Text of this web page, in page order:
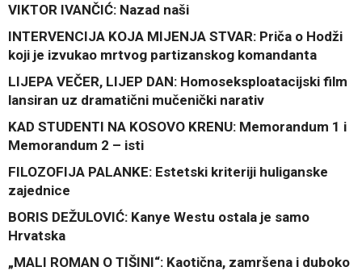
VIKTOR IVANČIĆ: Nazad naši
INTERVENCIJA KOJA MIJENJA STVAR: Priča o Hodži
koji je izvukao mrtvog partizanskog komandanta
LIJEPA VEČER, LIJEP DAN: Homoseksploatacijski film
lansiran uz dramatični mučenički narativ
KAD STUDENTI NA KOSOVO KRENU: Memorandum 1 i
Memorandum 2 – isti
FILOZOFIJA PALANKE: Estetski kriteriji huliganske
zajednice
BORIS DEŽULOVIĆ: Kanye Westu ostala je samo
Hrvatska
„MALI ROMAN O TIŠINI“: Kaotična, zamršena i duboko